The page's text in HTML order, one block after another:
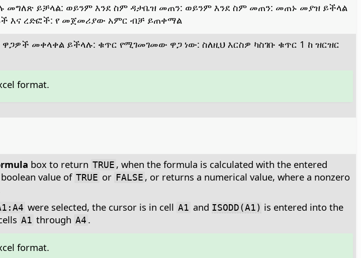
ይቻላል: ወይንም እንደ ስም ዳታቤዝ መጠን: ወይንም እንደ ስም መጠን: መጠኑ መያዝ ይችላል
እና ረድፎች: የ መጀመሪያው አምር ብቻ ይጠቀማል
መቀላቀል ይችላሉ: ቁጥር የሚገመገመው ዋጋ ነው: ስለዚህ እርስዎ ካስገቡ ቁጥር 1 ከ ዝርዝር
format.
box to return TRUE , when the formula is calculated with the entered
value of TRUE or FALSE , or returns a numerical value, where a nonzero
were selected, the cursor is in cell A1 and ISODD(A1) is entered into the
A1 through A4 .
format.